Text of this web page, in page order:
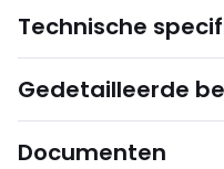
Technische
Gedetailleerde
Documenten